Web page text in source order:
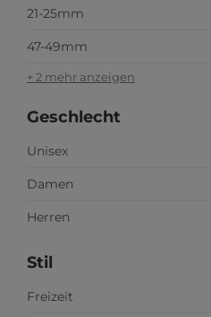
21-25mm
47-49mm
+ 2 mehr anzeigen
Geschlecht
Unisex
Damen
Herren
Stil
Freizeit